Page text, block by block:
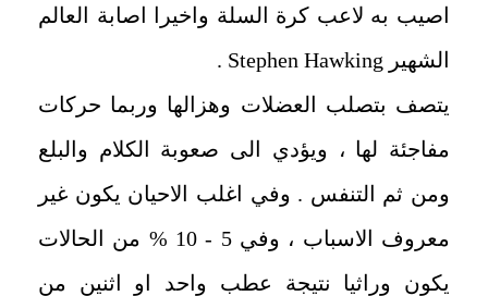
اصيب به لاعب كرة السلة واخيرا اصابة العالم
الشهير Stephen Hawking .
يتصف بتصلب العضلات وهزالها وربما حركات
مفاجئة لها ، ويؤدي الى صعوبة الكلام والبلع
ومن ثم التنفس . وفي اغلب الاحيان يكون غير
معروف الاسباب ، وفي 5 - 10 % من الحالات
يكون وراثيا نتيجة عطب واحد او اثنين من